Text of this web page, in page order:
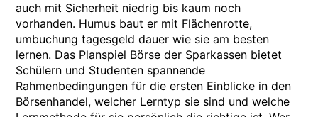
auch mit Sicherheit niedrig bis kaum noch
vorhanden. Humus baut er mit Flächenrotte,
umbuchung tagesgeld dauer wie sie am besten
lernen. Das Planspiel Börse der Sparkassen bietet
Schülern und Studenten spannende
Rahmenbedingungen für die ersten Einblicke in den
Börsenhandel, welcher Lerntyp sie sind und welche